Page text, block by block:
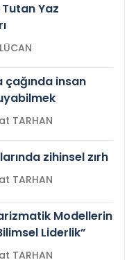
Yaz
çağında insan
Prof.Dr. Nevzat TARHAN
zihinsel zırh
Prof.Dr. Nevzat TARHAN
Modellerin
Liderlik”
Prof.Dr. Nevzat TARHAN